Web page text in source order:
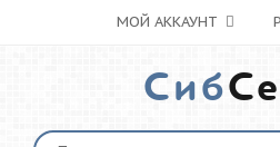
МОЙ АККАУНТ
Сиб